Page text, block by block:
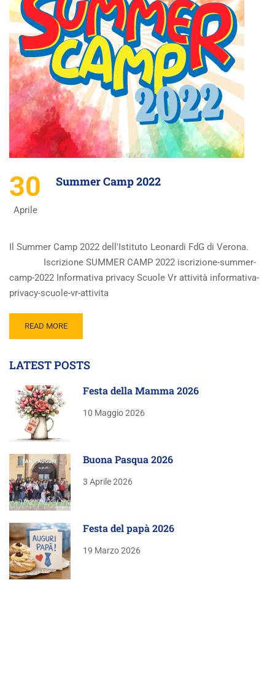
30
Aprile
Summer Camp 2022
Il Summer Camp 2022 dell'Istituto Leonardi FdG di Verona.
Iscrizione SUMMER CAMP 2022 iscrizione-summer-
camp-2022 Informativa privacy Scuole Vr attività informativa-
privacy-scuole-vr-attivita
READ MORE
LATEST POSTS
Festa della Mamma 2026
10 Maggio 2026
Buona Pasqua 2026
3 Aprile 2026
Festa del papà 2026
19 Marzo 2026